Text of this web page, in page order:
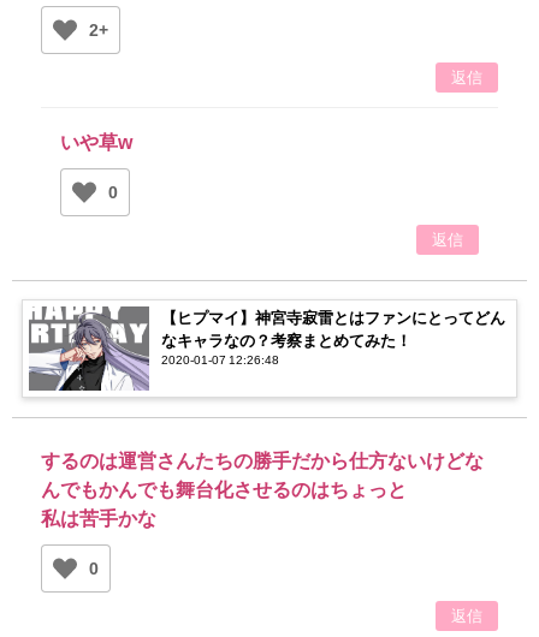
2+
返信
いや草w
0
返信
【ヒプマイ】神宮寺寂雷とはファンにとってどん
なキャラなの？考察まとめてみた！
2020-01-07 12:26:48
するのは運営さんたちの勝手だから仕方ないけどな
んでもかんでも舞台化させるのはちょっと
私は苦手かな
0
返信